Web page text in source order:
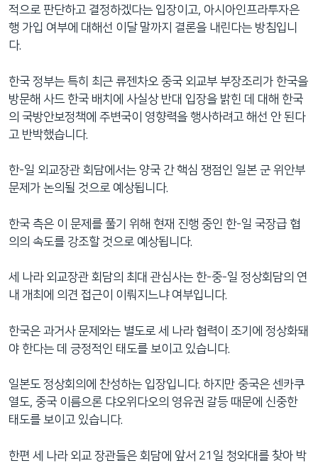
적으로 판단하고 결정하겠다는 입장이고, 아시아인프라투자은
행 가입 여부에 대해선 이달 말까지 결론을 내린다는 방침입니
다.
한국 정부는 특히 최근 류젠차오 중국 외교부 부장조리가 한국을
방문해 사드 한국 배치에 사실상 반대 입장을 밝힌 데 대해 한국
의 국방안보정책에 주변국이 영향력을 행사하려고 해선 안 된다
고 반박했습니다.
한-일 외교장관 회담에서는 양국 간 핵심 쟁점인 일본 군 위안부
문제가 논의될 것으로 예상됩니다.
한국 측은 이 문제를 풀기 위해 현재 진행 중인 한-일 국장급 협
의의 속도를 강조할 것으로 예상됩니다.
세 나라 외교장관 회담의 최대 관심사는 한-중-일 정상회담의 연
내 개최에 의견 접근이 이뤄지느냐 여부입니다.
한국은 과거사 문제와는 별도로 세 나라 협력이 조기에 정상화돼
야 한다는 데 긍정적인 태도를 보이고 있습니다.
일본도 정상회의에 찬성하는 입장입니다. 하지만 중국은 센카쿠
열도, 중국 이름으론 댜오위다오의 영유권 갈등 때문에 신중한
태도를 보이고 있습니다.
한편 세 나라 외교 장관들은 회담에 앞서 21일 청와대를 찾아 박